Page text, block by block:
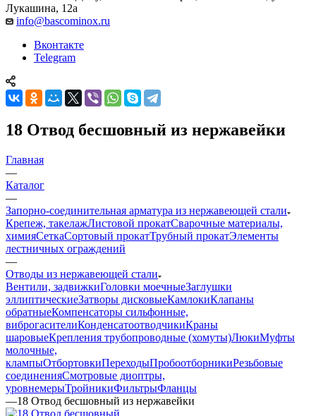
Лукашина, 12а
info@bascominox.ru
Вконтакте
Telegram
18 Отвод бесшовный из нержавейки
Главная
—
Каталог
—
Запорно-соединительная арматура из нержавеющей стали
Крепеж, такелажЛистовой прокатСварочные материалы,
химияСеткаСортовый прокатТрубный прокатЭлементы
лестничных ограждений
—
Отводы из нержавеющей стали
Вентили, задвижкиГоловки моечныеЗаглушки
эллиптическиеЗатворы дисковыеКамлокиКлапаны
обратныеКомпенсаторы сильфонные,
виброгасителиКонденсатоотводчикиКраны
шаровыеКрепления трубопроводные (хомуты)ЛюкиМуфты
молочные,
клампыОтбортовкиПереходыПробоотборникиРезьбовые
соединенияСмотровые диоптры,
уровнемерыТройникиФильтрыФланцы
—18 Отвод бесшовный из нержавейки